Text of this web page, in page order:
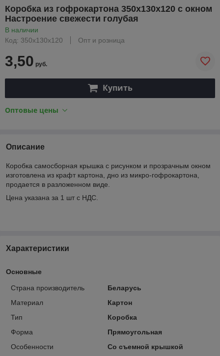
Коробка из гофрокартона 350х130х120 с окном
Настроение свежести голубая
В наличии
Код: 350х130х120
Опт и розница
3,50 руб.
Купить
Оптовые цены
Описание
Коробка самосборная крышка с рисунком и прозрачным окном
изготовлена из крафт картона, дно из микро-гофрокартона,
продается в разложенном виде.
Цена указана за 1 шт с НДС.
Характеристики
Основные
Страна производитель
Беларусь
Материал
Картон
Тип
Коробка
Форма
Прямоугольная
Особенности
Со съемной крышкой